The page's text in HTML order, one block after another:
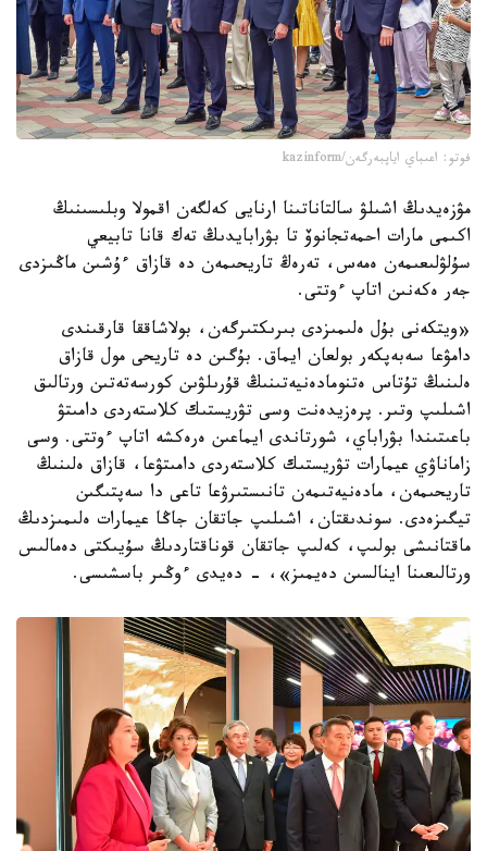
فوتو: اعىباي اياپبەرگەن/kazinform
مۋزەيدىڭ اشىلۋ سالتاناتىنا ارنايى كەلگەن اقمولا وبلىسىنىڭ
اكىمى مارات احمەتجانوۆ تا بۋرابايدىڭ تەك قانا تابيعي
سۇلۋلىعىمەن ەمەس، تەرەڭ تاريحىمەن دە قازاق ءۇشىن ماڭىزدى
جەر ەكەنىن اتاپ ءوتتى.
«ويتكەنى بۇل ەلىمىزدى بىرىكتىرگەن، بولاشاققا قارقىندى
دامۋعا سەبەپكەر بولعان ايماق. بۇگىن دە تاريحى مول قازاق
ەلىنىڭ تۇتاس ەتنومادەنيەتىنىڭ قۇرىلۋىن كورسەتەتىن ورتالىق
اشىلىپ وتىر. پرەزيدەنت وسى تۋريستىك كلاستەردى دامىتۋ
باعىتىندا بۋراباي، شورتاندى ايماعىن ەرەكشە اتاپ ءوتتى. وسى
زاماناۋي عيمارات تۋريستىك كلاستەردى دامىتۋعا، قازاق ەلىنىڭ
تاريحىمەن، مادەنيەتىمەن تانىستىرۋعا تاعى دا سەپتىگىن
تيگىزەدى. سوندىقتان، اشىلىپ جاتقان جاڭا عيمارات ەلىمىزدىڭ
ماقتانىشى بولىپ، كەلىپ جاتقان قوناقتاردىڭ سۇيىكتى دەمالىس
ورتالىعىنا اينالسىن دەيمىز»، - دەيدى ءوڭىر باسشىسى.